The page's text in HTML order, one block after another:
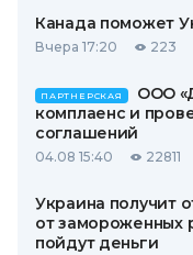
Канада поможет
Вчера 17:20 223
ПАРТНЕРСКАЯ
ООО
комплаенс и
соглашений
04.08 15:40 22811
Украина получит
от замороженных
пойдут деньги